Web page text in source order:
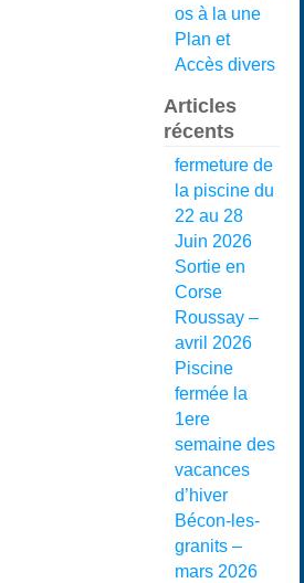
os à la une
Plan et
Accès divers
Articles
récents
fermeture de
la piscine du
22 au 28
Juin 2026
Sortie en
Corse
Roussay –
avril 2026
Piscine
fermée la
1ere
semaine des
vacances
d’hiver
Bécon-les-
granits –
mars 2026